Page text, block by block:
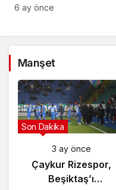
havasını yüzde doksan
6 ay önce
Manşet
Gündem
3 ay önce
Yunanistan’da
Zeybek Tartışması